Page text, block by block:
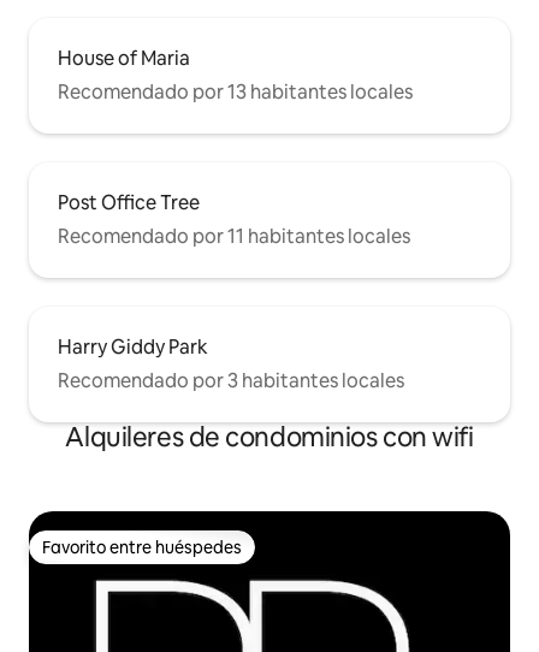
House of Maria
Recomendado por 13 habitantes locales
Post Office Tree
Recomendado por 11 habitantes locales
Harry Giddy Park
Recomendado por 3 habitantes locales
Alquileres de condominios con wifi
Favorito entre huéspedes
Favorito entre huéspedes